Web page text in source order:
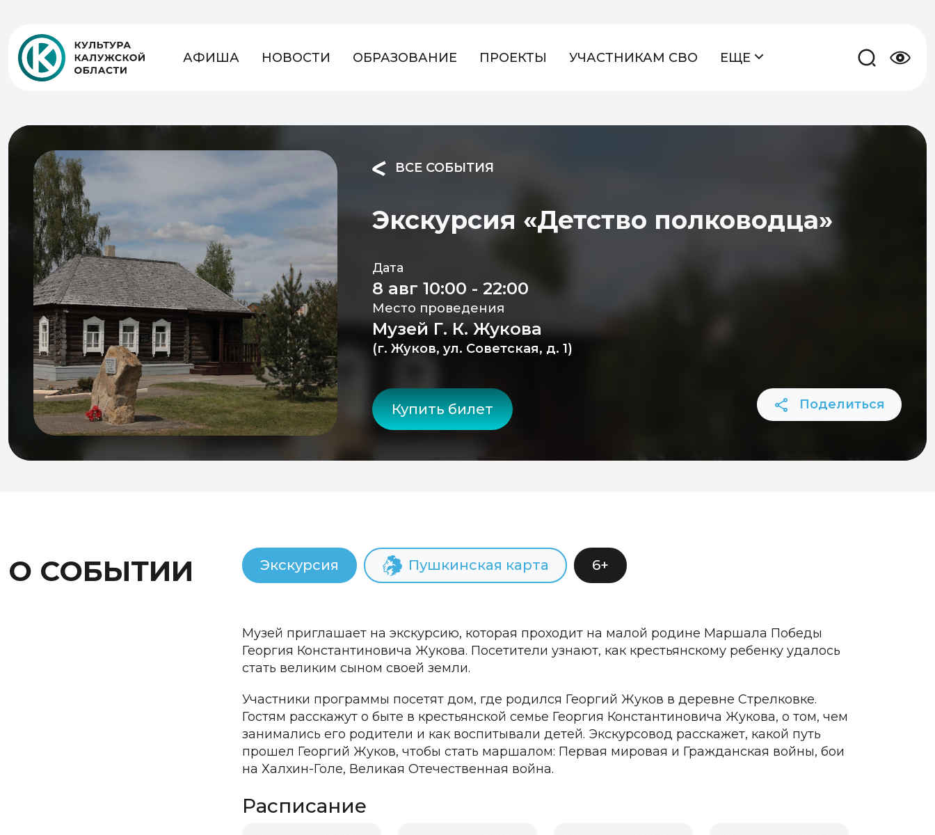
АФИША НОВОСТИ ОБРАЗОВАНИЕ ПРОЕКТЫ УЧАСТНИКАМ СВО ЕЩЕ
ВСЕ СОБЫТИЯ
Экскурсия «Детство полководца»
Дата
8 авг 10:00 - 22:00
Место проведения
Музей Г. К. Жукова
(г. Жуков, ул. Советская, д. 1)
Купить билет Поделиться
О СОБЫТИИ Экскурсия Пушкинская карта 6+
Музей приглашает на экскурсию, которая проходит на малой родине Маршала Победы
Георгия Константиновича Жукова. Посетители узнают, как крестьянскому ребенку удалось
стать великим сыном своей земли.
Участники программы посетят дом, где родился Георгий Жуков в деревне Стрелковке.
Гостям расскажут о быте в крестьянской семье Георгия Константиновича Жукова, о том, чем
занимались его родители и как воспитывали детей. Экскурсовод расскажет, какой путь
прошел Георгий Жуков, чтобы стать маршалом: Первая мировая и Гражданская войны, бои
на Халхин-Голе, Великая Отечественная война.
Расписание